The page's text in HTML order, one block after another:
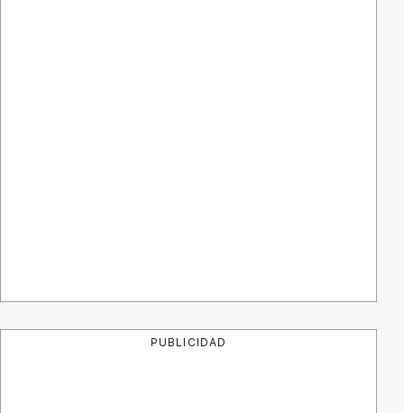
PUBLICIDAD